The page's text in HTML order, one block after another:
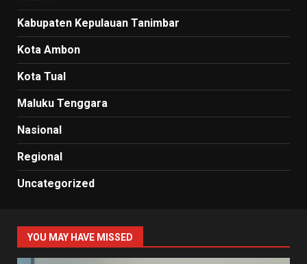
Kabupaten Kepulauan Tanimbar
Kota Ambon
Kota Tual
Maluku Tenggara
Nasional
Regional
Uncategorized
YOU MAY HAVE MISSED